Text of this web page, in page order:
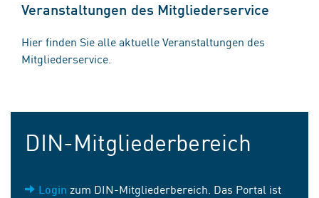
Veranstaltungen des Mitgliederservice
Hier finden Sie alle aktuelle Veranstaltungen des
Mitgliederservice.
DIN-Mitgliederbereich
Login zum DIN-Mitgliederbereich. Das Portal ist